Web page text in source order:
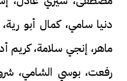
دنيا سامي، كمال أبو
ماهر، إنجي سلامة، كريم
رفعت، بوسي الشامي،